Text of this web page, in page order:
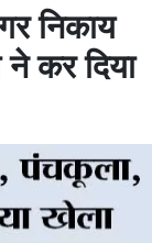
निकाय
कर दिया